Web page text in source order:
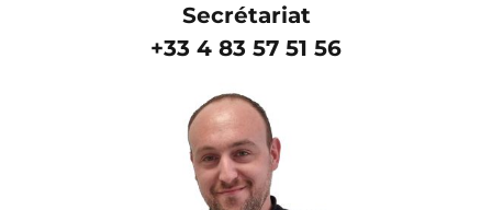
Secrétariat
+33 4 83 57 51 56